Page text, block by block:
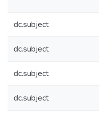
dc.subject
dc.subject
dc.subject
dc.subject